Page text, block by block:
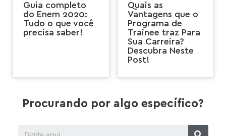
Guia completo
do Enem 2020:
Tudo o que você
precisa saber!
Quais as
Vantagens que o
Programa de
Trainee traz Para
Sua Carreira?
Descubra Neste
Post!
Procurando por algo específico?